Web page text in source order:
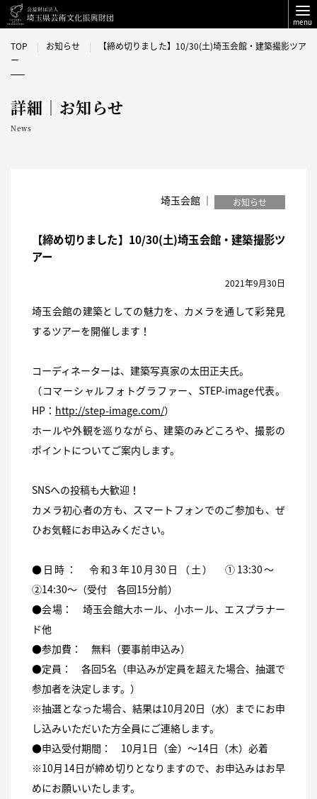
menu
TOP お知らせ
【締め切りました】10/30(土)埼玉会館・建築撮影ツア
ー
詳細｜お知らせ
News
埼玉会館 ｜ お知らせ
【締め切りました】10/30(土)埼玉会館・建築撮影ツ
アー
2021年9月30日
埼玉会館の建築としての魅力を、カメラを通して彩発見
するツアーを開催します！
コーディネーターは、建築写真家の太田正夫氏。
（コマーシャルフォトグラファー、STEP-image代表。
HP： http://step-image.com/）
ホールや外観を巡りながら、建築のみどころや、撮影の
ポイントについてご案内します。
SNSへの投稿も大歓迎！
カメラ初心者の方も、スマートフォンでのご参加も、ぜ
ひお気軽にお申込みください。
●日時： 令和3年10月30日（土） ①13:30～
②14:30～（受付 各回15分前）
●会場： 埼玉会館大ホール、小ホール、エスプラナー
ド他
●参加費： 無料（要事前申込み）
●定員： 各回5名（申込みが定員を超えた場合、抽選で
参加者を決定します。）
※抽選となった場合、結果は10月20日（水）までにお申
し込みいただいた方全員にご連絡します。
●申込受付期間： 10月1日（金）～14日（木）必着
※10月14日が締め切りとなりますので、お申込みはお早
めにお願いいたします。